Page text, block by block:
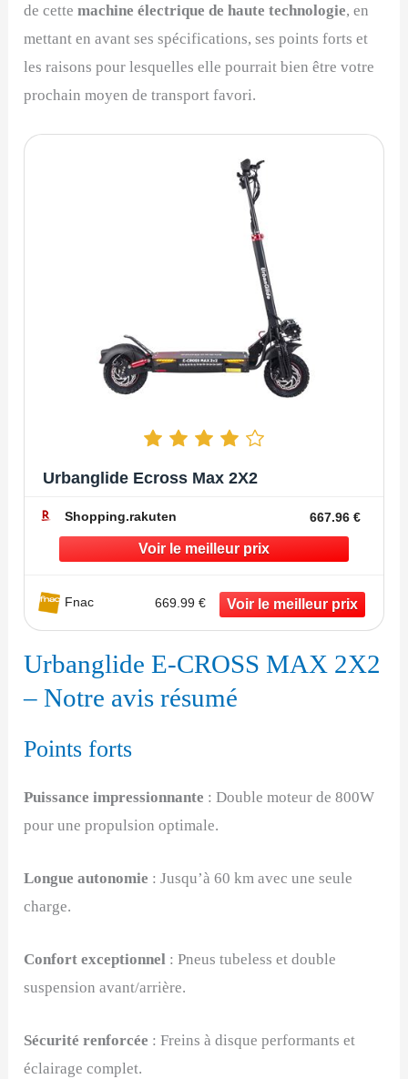
de cettemachine électrique de haute technologie, en
mettant en avant ses spécifications, ses points forts et
les raisons pour lesquelles elle pourrait bien être votre
prochain moyen de transport favori.
Urbanglide Ecross Max 2X2
Shopping.rakuten 667.96 €
Fnac 669.99 €
Urbanglide E-CROSS MAX 2X2
– Notre avis résumé
Points forts
Puissance impressionnante : Double moteur de 800W
pour une propulsion optimale.
Longue autonomie : Jusqu’à 60 km avec une seule
charge.
Confort exceptionnel : Pneus tubeless et double
suspension avant/arrière.
Sécurité renforcée : Freins à disque performants et
éclairage complet.